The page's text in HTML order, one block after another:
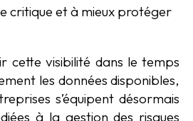
critique et à mieux protéger
cette visibilité dans le temps
les données disponibles,
s’équipent désormais
à la gestion des risques